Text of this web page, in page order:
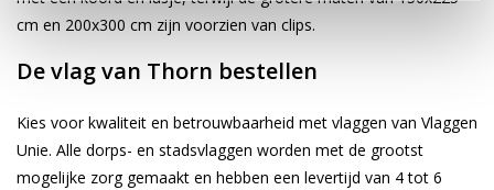
cm en 200x300 cm zijn voorzien van clips.
De vlag van Thorn bestellen
Kies voor kwaliteit en betrouwbaarheid met vlaggen van Vlaggen
Unie. Alle dorps- en stadsvlaggen worden met de grootst
mogelijke zorg gemaakt en hebben een levertijd van 4 tot 6